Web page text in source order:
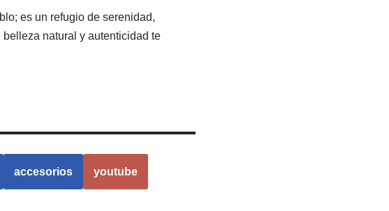
es un refugio de serenidad,
natural y autenticidad te
accesorios youtube